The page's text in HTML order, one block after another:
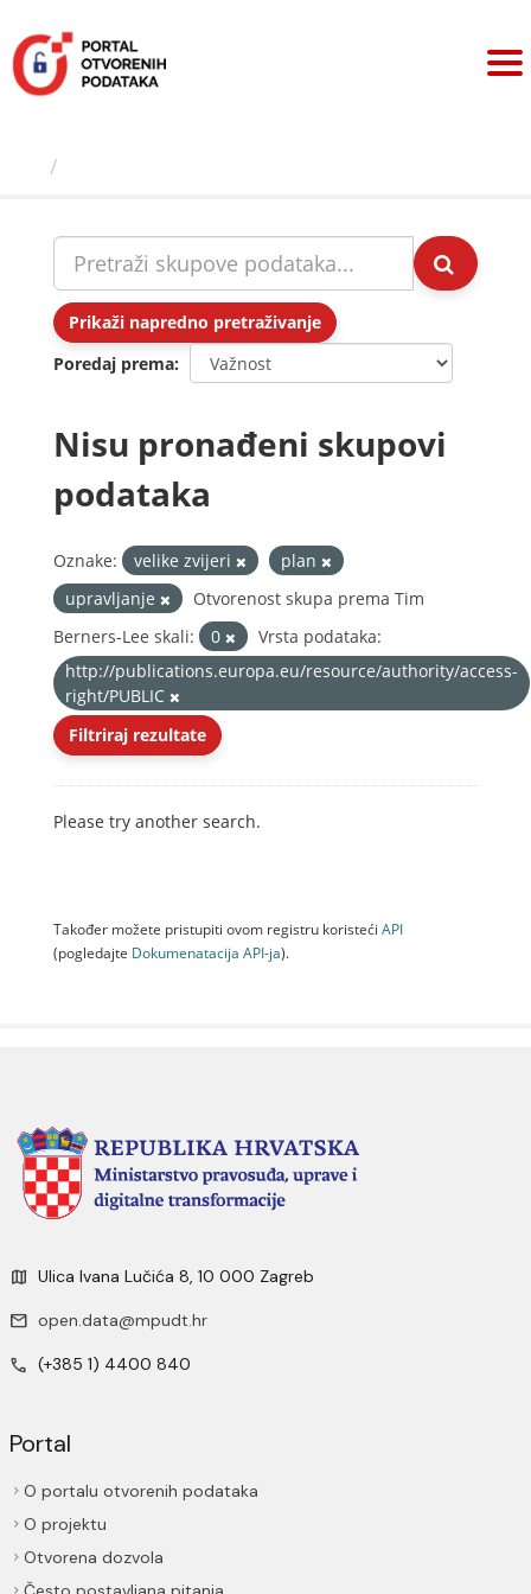
sadržaj
Prikaži napredno pretraživanje
Poredaj prema
Nisu pronađeni skupovi
podataka
Oznake: velike zvijeri
plan
upravljanje
Otvorenost skupa prema Tim
Berners-Lee skali:
0
Vrsta podataka:
http://publications.europa.eu/resource/authority/access-
right/PUBLIC
Filtriraj rezultate
Please try another search.
Također možete pristupiti ovom registru koristeći API
(pogledajte Dokumenаtаcijа API-jа).